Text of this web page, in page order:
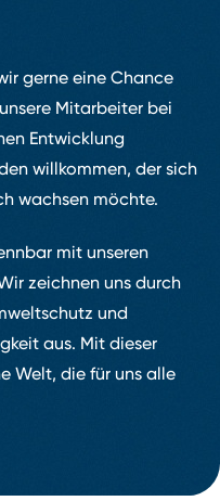
gerne eine Chance
Mitarbeiter bei
Entwicklung
willkommen, der sich
wachsen möchte.
mit unseren
zeichnen uns durch
und
aus. Mit dieser
Welt, die für uns alle